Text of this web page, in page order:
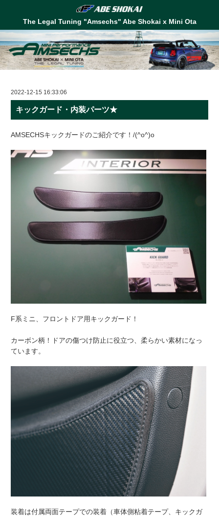
The Legal Tuning "Amsechs" Abe Shokai x Mini Ota
2022-12-15 16:33:06
キックガード・内装パーツ★
AMSECHSキックガードのご紹介です！/(^o^)o
F系ミニ、フロントドア用キックガード！
カーボン柄！ドアの傷つけ防止に役立つ、柔らかい素材になっ
ています。
装着は付属両面テープでの装着（車体側粘着テープ、キックガ